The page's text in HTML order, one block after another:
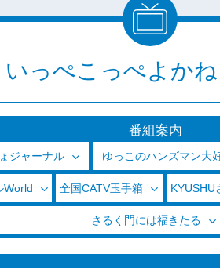
いっぺこっぺよか
番組案内
ジャーナル ゆっこのハンズマン大
World 全国CATV玉手箱 KYUSHU
さるく門には福きたる